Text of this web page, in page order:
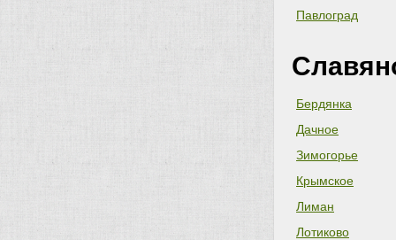
Павлоград
Бердянка
Дачное
Зимогорье
Крымское
Лиман
Лотиково